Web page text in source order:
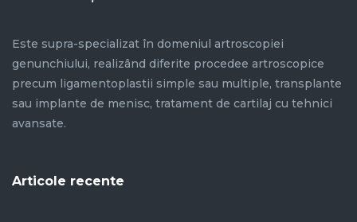
Este supra-specializat în domeniul artroscopiei
genunchiului, realizând diferite procedee artroscopice
precum ligamentoplastii simple sau multiple, transplante
sau implante de menisc, tratament de cartilaj cu tehnici
avansate.
Articole recente